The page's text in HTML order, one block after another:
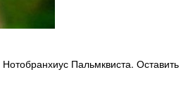
Нотобранхиус Пальмквиста. Оставить